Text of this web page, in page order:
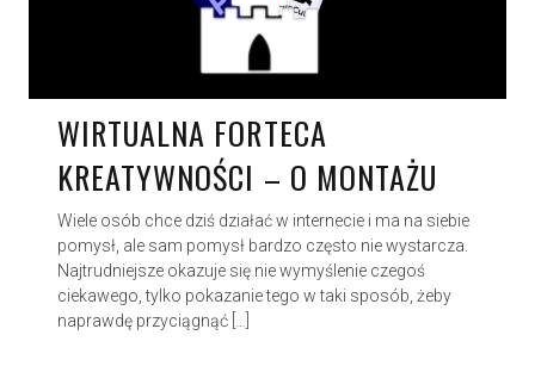
WIRTUALNA FORTECA
KREATYWNOŚCI – O MONTAŻU
Wiele osób chce dziś działać w internecie i ma na siebie
pomysł, ale sam pomysł bardzo często nie wystarcza.
Najtrudniejsze okazuje się nie wymyślenie czegoś
ciekawego, tylko pokazanie tego w taki sposób, żeby
naprawdę przyciągnąć […]